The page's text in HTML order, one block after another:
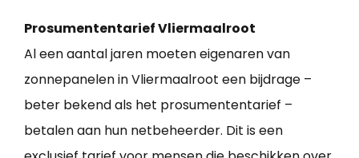
Prosumententarief Vliermaalroot
Al een aantal jaren moeten eigenaren van
zonnepanelen in Vliermaalroot een bijdrage –
beter bekend als het prosumententarief –
betalen aan hun netbeheerder. Dit is een